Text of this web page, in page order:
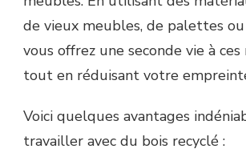
de vieux meubles, de palettes
vous offrez une seconde vie à ces
tout en réduisant votre
Voici quelques avantages
travailler avec du bois recyclé :